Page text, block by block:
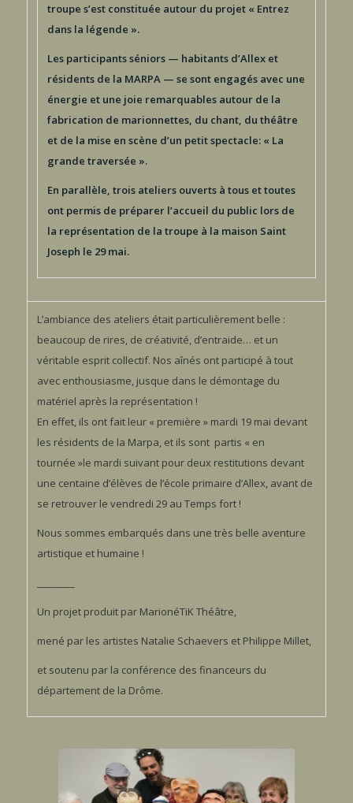
troupe s’est constituée autour du projet « Entrez
dans la légende ».
Les participants séniors — habitants d’Allex et
résidents de la MARPA — se sont engagés avec une
énergie et une joie remarquables autour de la
fabrication de marionnettes, du chant, du théâtre
et de la mise en scène d’un petit spectacle: « La
grande traversée ».
En parallèle, trois ateliers ouverts à tous et toutes
ont permis de préparer l’accueil du public lors de
la représentation de la troupe à la maison Saint
Joseph le 29 mai.
L’ambiance des ateliers était particulièrement belle :
beaucoup de rires, de créativité, d’entraide… et un
véritable esprit collectif. Nos aînés ont participé à tout
avec enthousiasme, jusque dans le démontage du
matériel après la représentation !
En effet, ils ont fait leur « première » mardi 19 mai devant
les résidents de la Marpa, et ils sont partis « en
tournée »le mardi suivant pour deux restitutions devant
une centaine d’élèves de l’école primaire d’Allex, avant de
se retrouver le vendredi 29 au Temps fort !
Nous sommes embarqués dans une très belle aventure
artistique et humaine !
Un projet produit par MarionéTiK Théâtre,
mené par les artistes Natalie Schaevers et Philippe Millet,
et soutenu par la conférence des financeurs du
département de la Drôme.